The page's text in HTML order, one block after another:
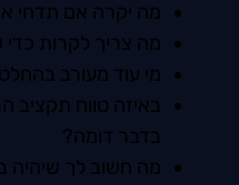
מה יקרה אם תדחי
מה צריך לקרות כדי
מי עוד מעורב
באיזה טווח תקציב
בדבר דומה?
מה חשוב לך שיהיה